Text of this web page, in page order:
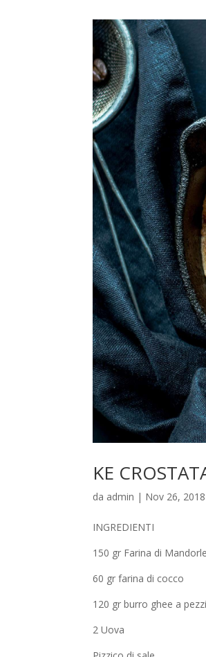
KE
da admin | Nov 26, 2018
INGREDIENTI
150 gr Farina di Mandorle
60 gr farina di cocco
120 gr burro ghee a
2 Uova